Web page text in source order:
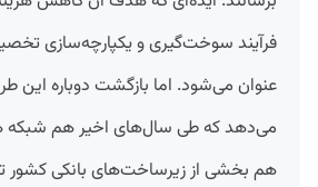
فرآیند سوخت‌گیری و یکپارچه‌سازی
عنوان می‌شود. اما بازگشت دوباره این
می‌دهد که طی سال‌های اخیر هم
هم بخشی از زیرساخت‌های بانکی کشور